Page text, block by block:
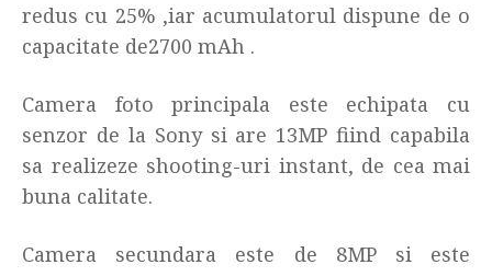
redus cu 25% ,iar acumulatorul dispune de o
capacitate de2700 mAh .
Camera foto principala este echipata cu
senzor de la Sony si are 13MP fiind capabila
sa realizeze shooting-uri instant, de cea mai
buna calitate.
Camera secundara este de 8MP si este